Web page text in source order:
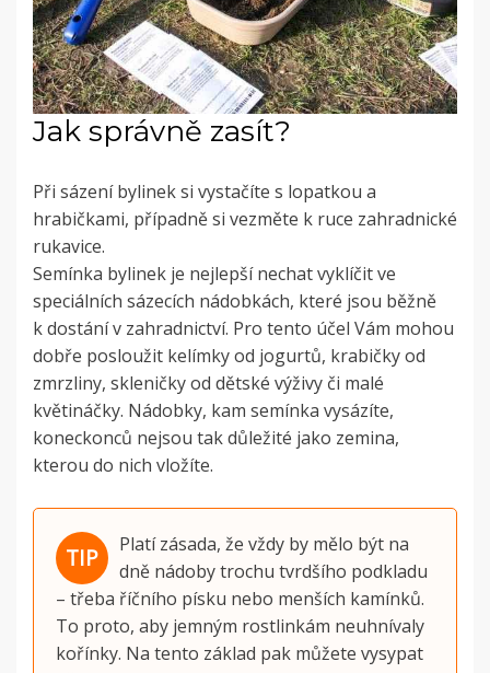
Jak správně zasít?
Při sázení bylinek si vystačíte s lopatkou a
hrabičkami, případně si vezměte k ruce zahradnické
rukavice.
Semínka bylinek je nejlepší nechat vyklíčit ve
speciálních sázecích nádobkách, které jsou běžně
k dostání v zahradnictví. Pro tento účel Vám mohou
dobře posloužit kelímky od jogurtů, krabičky od
zmrzliny, skleničky od dětské výživy či malé
květináčky. Nádobky, kam semínka vysázíte,
koneckonců nejsou tak důležité jako zemina,
kterou do nich vložíte.
Platí zásada, že vždy by mělo být na
dně nádoby trochu tvrdšího podkladu
– třeba říčního písku nebo menších kamínků.
To proto, aby jemným rostlinkám neuhnívaly
kořínky. Na tento základ pak můžete vysypat